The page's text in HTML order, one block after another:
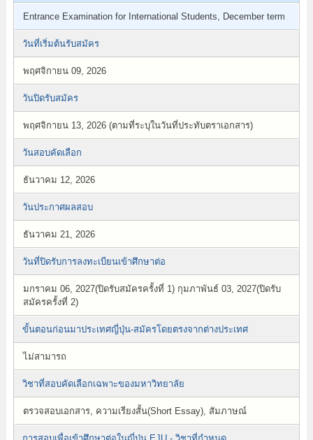
Entrance Examination for International Students, December term
วันที่เริ่มต้นรับสมัคร
พฤศจิกายน 09, 2026
วันปิดรับสมัคร
พฤศจิกายน 13, 2026 (ตามที่ระบุในวันที่ประทับตราเอกสาร)
วันสอบคัดเลือก
ธันวาคม 12, 2026
วันประกาศผลสอบ
ธันวาคม 21, 2026
วันที่ปิดรับการลงทะเบียนเข้าศึกษาต่อ
มกราคม 06, 2027(ปิดรับสมัครครั้งที่ 1) กุมภาพันธ์ 03, 2027(ปิดรับ
สมัครครั้งที่ 2)
ขั้นตอนก่อนมาประเทศญี่ปุ่น-สมัครโดยตรงจากต่างประเทศ
ไม่สามารถ
วิชาที่สอบคัดเลือกเฉพาะของมหาวิทยาลัย
ตรวจสอบเอกสาร, ความเรียงสั้น(Short Essay), สัมภาษณ์